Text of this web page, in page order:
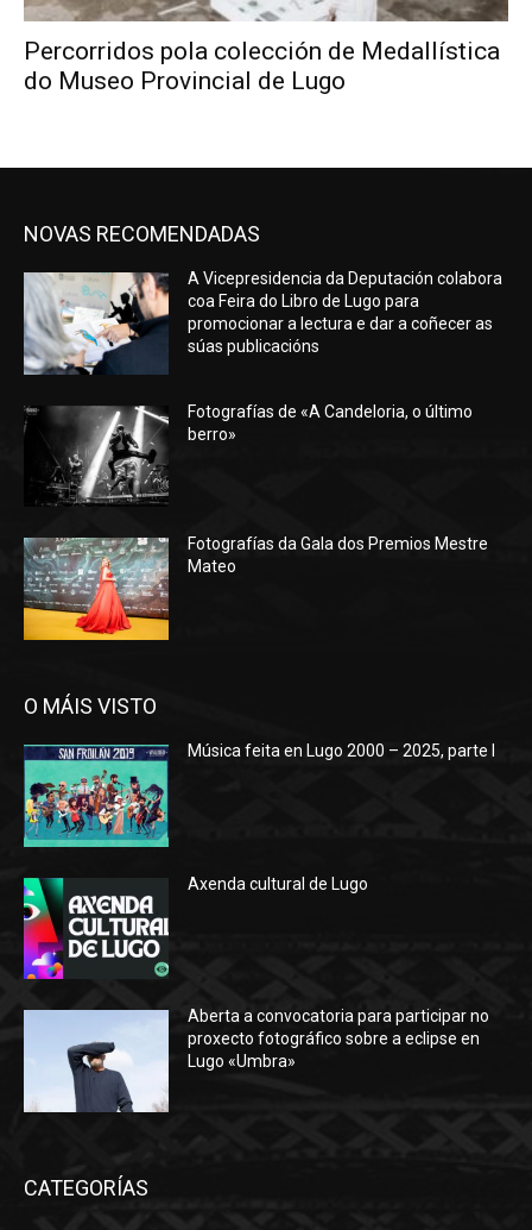
Percorridos pola colección de Medallística
do Museo Provincial de Lugo
NOVAS RECOMENDADAS
A Vicepresidencia da Deputación colabora
coa Feira do Libro de Lugo para
promocionar a lectura e dar a coñecer as
súas publicacións
Fotografías de «A Candeloria, o último
berro»
Fotografías da Gala dos Premios Mestre
Mateo
O MÁIS VISTO
Música feita en Lugo 2000 – 2025, parte I
Axenda cultural de Lugo
Aberta a convocatoria para participar no
proxecto fotográfico sobre a eclipse en
Lugo «Umbra»
CATEGORÍAS